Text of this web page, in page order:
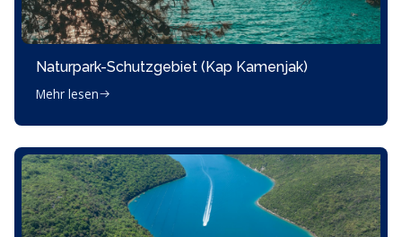
Naturpark-Schutzgebiet (Kap Kamenjak)
Mehr lesen